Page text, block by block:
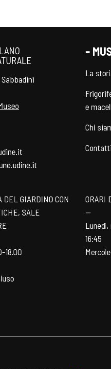
-
La
e
Chi
Contatti
GIARDINO CON
SALE
18.00
ORARI
—
Lunedì,
16:45